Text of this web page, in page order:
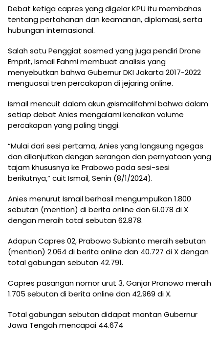
Debat ketiga capres yang digelar KPU itu membahas
tentang pertahanan dan keamanan, diplomasi, serta
hubungan internasional.
Salah satu Penggiat sosmed yang juga pendiri Drone
Emprit, Ismail Fahmi membuat analisis yang
menyebutkan bahwa Gubernur DKI Jakarta 2017-2022
menguasai tren percakapan di jejaring online.
Ismail mencuit dalam akun @ismailfahmi bahwa dalam
setiap debat Anies mengalami kenaikan volume
percakapan yang paling tinggi.
“Mulai dari sesi pertama, Anies yang langsung ngegas
dan dilanjutkan dengan serangan dan pernyataan yang
tajam khususnya ke Prabowo pada sesi-sesi
berikutnya,” cuit Ismail, Senin (8/1/2024).
Anies menurut Ismail berhasil mengumpulkan 1.800
sebutan (mention) di berita online dan 61.078 di X
dengan meraih total sebutan 62.878.
Adapun Capres 02, Prabowo Subianto meraih sebutan
(mention) 2.064 di berita online dan 40.727 di X dengan
total gabungan sebutan 42.791.
Capres pasangan nomor urut 3, Ganjar Pranowo meraih
1.705 sebutan di berita online dan 42.969 di X.
Total gabungan sebutan didapat mantan Gubernur
Jawa Tengah mencapai 44.674